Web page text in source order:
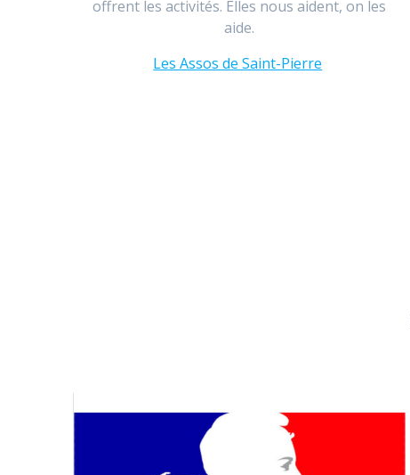
offrent les activités. Elles nous aident, on les
aide.
Les Assos de Saint-Pierre